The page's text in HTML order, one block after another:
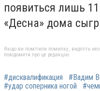
появиться лишь
«Десна» дома
Якщо ви помітили помилку, виділіть
повідомити про це редакцію
#дисквалификация #Вадим
#удар соперника ногой